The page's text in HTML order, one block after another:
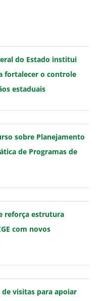
do Estado institui
fortalecer o controle
estaduais
sobre Planejamento
de Programas de
reforça estrutura
com novos
de visitas para apoiar